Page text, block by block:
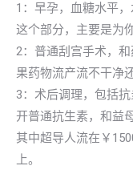
1：早孕，血糖水平
这个部分，主要是为
2：普通刮宫手术，
果药物流产流不干净
3：术后调理，包括
开普通抗生素，和益
其中超导人流在￥
上。